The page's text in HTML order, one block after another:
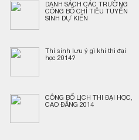
DANH SÁCH CÁC TRƯỜNG
CÔNG BỐ CHỈ TIÊU TUYỂN
SINH DỰ KIẾN
Thí sinh lưu ý gì khi thi đại
học 2014?
CÔNG BỐ LỊCH THI ĐẠI HỌC,
CAO ĐẲNG 2014